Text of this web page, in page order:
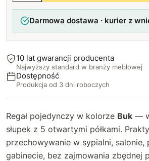
Darmowa dostawa · kurier z
10 lat gwarancji producenta
Najwyższy standard w branży meblowej
Dostępność
Produkcja od 3 dni roboczych
Regał pojedynczy w kolorze Buk —
słupek z 5 otwartymi półkami.
przechowywanie w sypialni, salonie,
gabinecie, bez zajmowania zbędnej